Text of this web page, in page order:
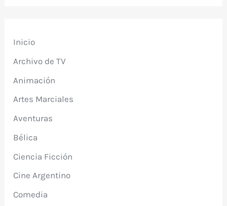
Inicio
Archivo de TV
Animación
Artes Marciales
Aventuras
Bélica
Ciencia Ficción
Cine Argentino
Comedia